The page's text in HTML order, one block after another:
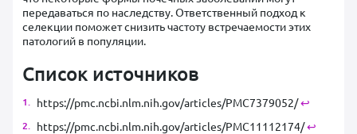
передаваться по наследству. Ответственный подход к
селекции поможет снизить частоту встречаемости этих
патологий в популяции.
Список источников
https://pmc.ncbi.nlm.nih.gov/articles/PMC7379052/↩︎
https://pmc.ncbi.nlm.nih.gov/articles/PMC11112174/↩︎